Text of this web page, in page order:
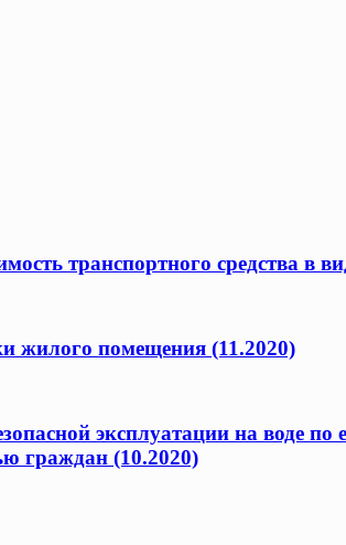
транспортного средства в
жилого помещения (11.2020)
эксплуатации на воде
граждан (10.2020)